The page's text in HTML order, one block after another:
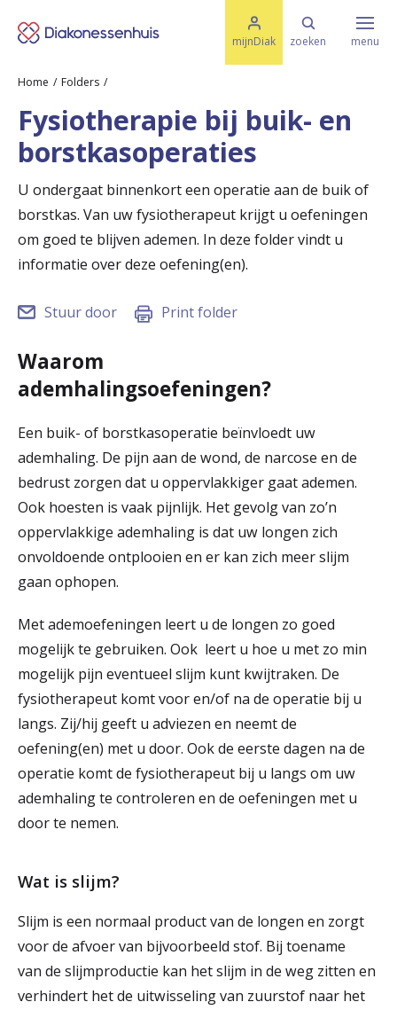
mijnDiak zoeken
M
e
e
n
menu
Ziektes & Aandoeningen
Uw bezoek
Spoed
Translate
Werken & Leren bij
Zorgverleners
Home Folders
Fysiotherapie bij buik- en
borstkasoperaties
U ondergaat binnenkort een operatie aan de buik of
borstkas. Van uw fysiotherapeut krijgt u oefeningen
om goed te blijven ademen. In deze folder vindt u
informatie over deze oefening(en).
Stuur door Print folder
Waarom
ademhalingsoefeningen?
Een buik- of borstkasoperatie beïnvloedt uw
ademhaling. De pijn aan de wond, de narcose en de
bedrust zorgen dat u oppervlakkiger gaat ademen.
Ook hoesten is vaak pijnlijk. Het gevolg van zo’n
oppervlakkige ademhaling is dat uw longen zich
onvoldoende ontplooien en er kan zich meer slijm
gaan ophopen.
Met ademoefeningen leert u de longen zo goed
mogelijk te gebruiken. Ook leert u hoe u met zo min
mogelijk pijn eventueel slijm kunt kwijtraken. De
fysiotherapeut komt voor en/of na de operatie bij u
langs. Zij/hij geeft u adviezen en neemt de
oefening(en) met u door. Ook de eerste dagen na de
operatie komt de fysiotherapeut bij u langs om uw
ademhaling te controleren en de oefeningen met u
door te nemen.
Wat is slijm?
Slijm is een normaal product van de longen en zorgt
voor de afvoer van bijvoorbeeld stof. Bij toename
van de slijmproductie kan het slijm in de weg zitten en
verhindert het de uitwisseling van zuurstof naar het